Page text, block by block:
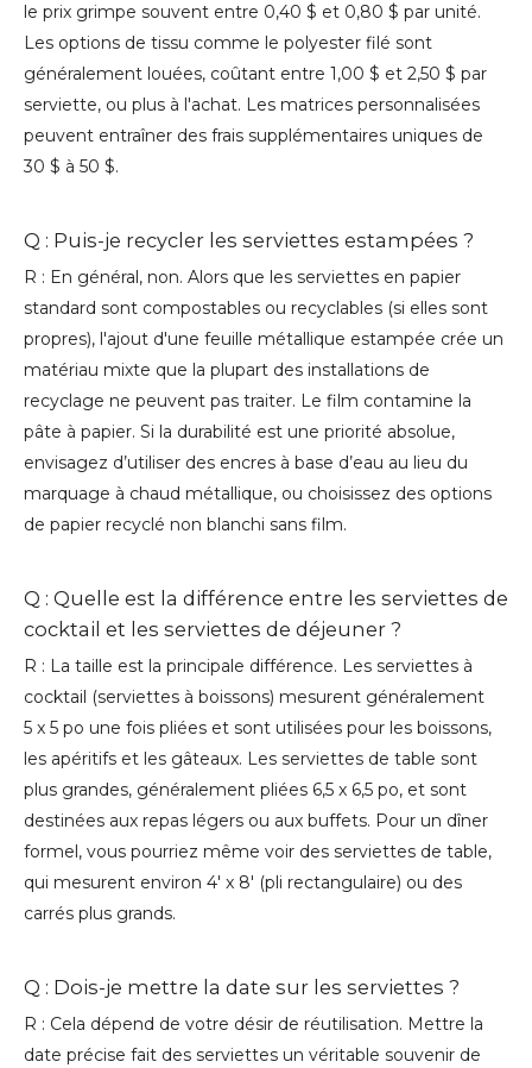
le prix grimpe souvent entre 0,40 $ et 0,80 $ par unité.
Les options de tissu comme le polyester filé sont
généralement louées, coûtant entre 1,00 $ et 2,50 $ par
serviette, ou plus à l'achat. Les matrices personnalisées
peuvent entraîner des frais supplémentaires uniques de
30 $ à 50 $.
Q : Puis-je recycler les serviettes estampées ?
R : En général, non. Alors que les serviettes en papier
standard sont compostables ou recyclables (si elles sont
propres), l'ajout d'une feuille métallique estampée crée un
matériau mixte que la plupart des installations de
recyclage ne peuvent pas traiter. Le film contamine la
pâte à papier. Si la durabilité est une priorité absolue,
envisagez d’utiliser des encres à base d’eau au lieu du
marquage à chaud métallique, ou choisissez des options
de papier recyclé non blanchi sans film.
Q : Quelle est la différence entre les serviettes de
cocktail et les serviettes de déjeuner ?
R : La taille est la principale différence. Les serviettes à
cocktail (serviettes à boissons) mesurent généralement
5 x 5 po une fois pliées et sont utilisées pour les boissons,
les apéritifs et les gâteaux. Les serviettes de table sont
plus grandes, généralement pliées 6,5 x 6,5 po, et sont
destinées aux repas légers ou aux buffets. Pour un dîner
formel, vous pourriez même voir des serviettes de table,
qui mesurent environ 4' x 8' (pli rectangulaire) ou des
carrés plus grands.
Q : Dois-je mettre la date sur les serviettes ?
R : Cela dépend de votre désir de réutilisation. Mettre la
date précise fait des serviettes un véritable souvenir de